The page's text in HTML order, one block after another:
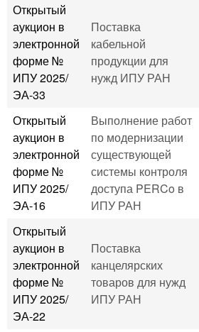
Открытый
аукцион в
электронной
форме №
ИПУ 2025/
ЭА-33
Поставка
кабельной
продукции для
нужд ИПУ РАН
Открытый
аукцион в
электронной
форме №
ИПУ 2025/
ЭА-16
Выполнение работ
по модернизации
существующей
системы контроля
доступа PERCo в
ИПУ РАН
Открытый
аукцион в
электронной
форме №
ИПУ 2025/
ЭА-22
Поставка
канцелярских
товаров для нужд
ИПУ РАН